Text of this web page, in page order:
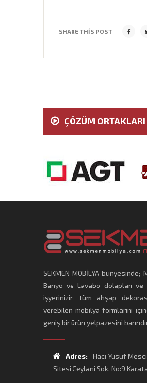
SHARE THIS POST
ÇÖZÜM ORTAKLARI
SEKMEN MOBİLYA
Banyo ve Lavabo dolapları
işyerinizin tüm ahşap
verebilen mobilya formlarını
geniş bir ürün yelpazesini
Adres:
Hacı Yusuf
Sitesi Ceylani Sok. No:9